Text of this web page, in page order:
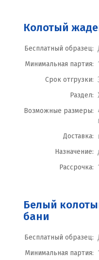
Колотый
Бесплатный образец:
Минимальная партия:
Срок отгрузки:
Раздел:
Возможные размеры:
Доставка:
Назначение:
Рассрочка:
Белый
бани
Бесплатный образец:
Минимальная партия: